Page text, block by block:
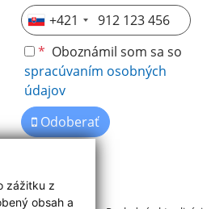
zážitku z
obsah a
+421
* Oboznámil som sa so
spracúvaním osobných
údajov
Odoberať